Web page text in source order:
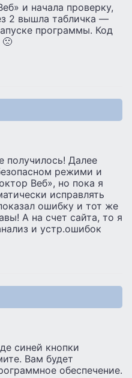
и начала проверку,
2 вышла табличка —
программы. Код
получилось! Далее
режими и
Веб», но пока я
исправлять
ошибку и тот же
А на счет сайта, то я
и устр.ошибок
синей кнопки
Вам будет
обеспечение.